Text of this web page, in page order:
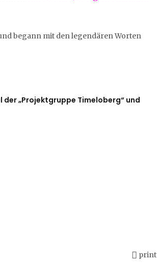
begann mit den legendären Worten
„Projektgruppe Timeloberg“ und
print